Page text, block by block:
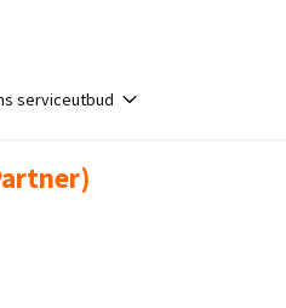
serviceutbud